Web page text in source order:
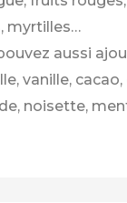
myrtilles…
aussi
vanille,
noisette,